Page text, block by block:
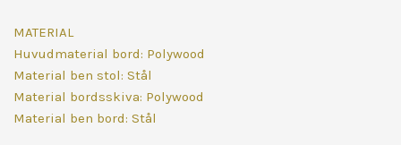
MATERIAL
Huvudmaterial bord: Polywood
Material ben stol: Stål
Material bordsskiva: Polywood
Material ben bord: Stål